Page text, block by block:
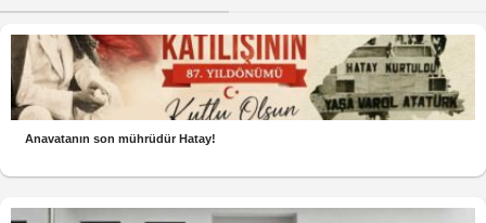
Anavatanın son mührüdür Hatay!